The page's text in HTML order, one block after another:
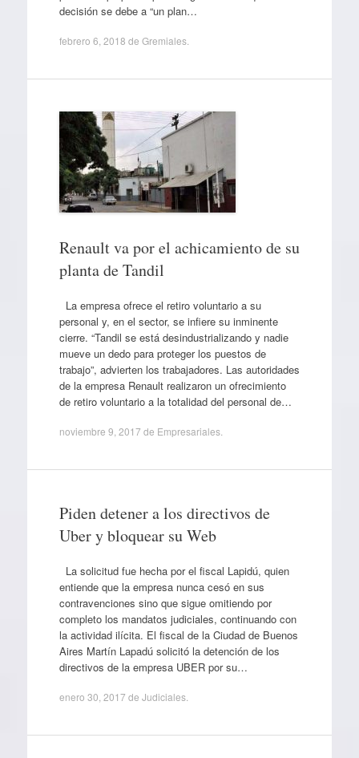
decisión se debe a “un plan…
febrero 6, 2018 de Gremiales.
Renault va por el achicamiento de su
planta de Tandil
La empresa ofrece el retiro voluntario a su
personal y, en el sector, se infiere su inminente
cierre. “Tandil se está desindustrializando y nadie
mueve un dedo para proteger los puestos de
trabajo”, advierten los trabajadores. Las autoridades
de la empresa Renault realizaron un ofrecimiento
de retiro voluntario a la totalidad del personal de…
noviembre 9, 2017 de Empresariales.
Piden detener a los directivos de
Uber y bloquear su Web
La solicitud fue hecha por el fiscal Lapidú, quien
entiende que la empresa nunca cesó en sus
contravenciones sino que sigue omitiendo por
completo los mandatos judiciales, continuando con
la actividad ilícita. El fiscal de la Ciudad de Buenos
Aires Martín Lapadú solicitó la detención de los
directivos de la empresa UBER por su…
enero 30, 2017 de Judiciales.